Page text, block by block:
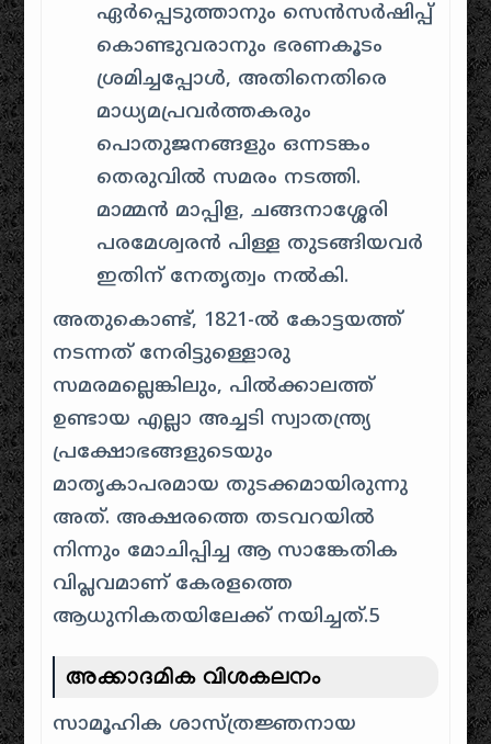
ഏർപ്പെടുത്താനും സെൻസർഷിപ്പ്
കൊണ്ടുവരാനും ഭരണകൂടം
ശ്രമിച്ചപ്പോൾ, അതിനെതിരെ
മാധ്യമപ്രവർത്തകരും
പൊതുജനങ്ങളും ഒന്നടങ്കം
തെരുവിൽ സമരം നടത്തി.
മാമ്മൻ മാപ്പിള, ചങ്ങനാശ്ശേരി
പരമേശ്വരൻ പിള്ള തുടങ്ങിയവർ
ഇതിന് നേതൃത്വം നൽകി.
അതുകൊണ്ട്, 1821-ൽ കോട്ടയത്ത്
നടന്നത് നേരിട്ടുള്ളൊരു
സമരമല്ലെങ്കിലും, പിൽക്കാലത്ത്
ഉണ്ടായ എല്ലാ അച്ചടി സ്വാതന്ത്ര്യ
പ്രക്ഷോഭങ്ങളുടെയും
മാതൃകാപരമായ തുടക്കമായിരുന്നു
അത്. അക്ഷരത്തെ തടവറയിൽ
നിന്നും മോചിപ്പിച്ച ആ സാങ്കേതിക
വിപ്ലവമാണ് കേരളത്തെ
ആധുനികതയിലേക്ക് നയിച്ചത്.5
അക്കാദമിക വിശകലനം
സാമൂഹിക ശാസ്ത്രജ്ഞനായ